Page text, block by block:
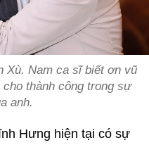
Xù. Nam ca sĩ biết ơn vũ
thành công trong sự
anh.
Hưng hiện tại có sự